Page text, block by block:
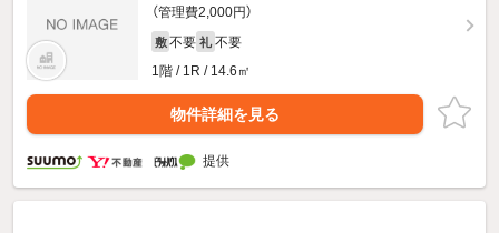
（管理費2,000円）
敷 不要 礼 不要
1階 / 1R / 14.6㎡
物件詳細を見る
提供